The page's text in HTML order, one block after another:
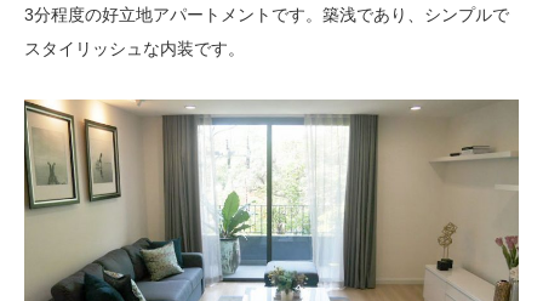
3分程度の好立地アパートメントです。築浅であり、シンプルで
スタイリッシュな内装です。